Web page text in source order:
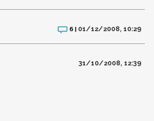
6 | 01/12/2008, 10:29
31/10/2008, 12:39